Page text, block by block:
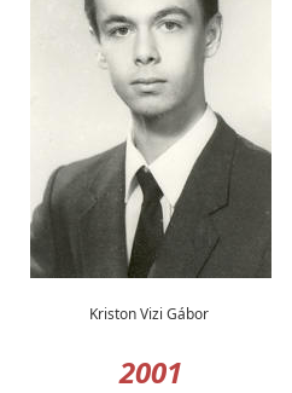
Kriston Vizi Gábor
2001